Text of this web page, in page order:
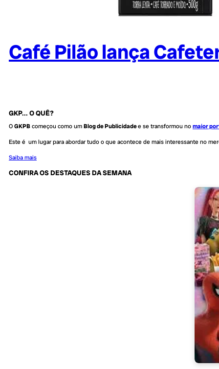
Café Pilão lança
GKP... O QUÊ?
OGKPBcomeçou como umBlog de Publicidadee se transformou nomaior
Este é um lugar para abordar tudo o que acontece de mais interessante no
Saiba mais
CONFIRA OS DESTAQUES DA SEMANA